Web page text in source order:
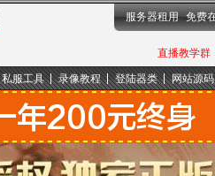
直播教学群
服务器租用 免费
私服工具 录像教程 登陆器类 网站源码